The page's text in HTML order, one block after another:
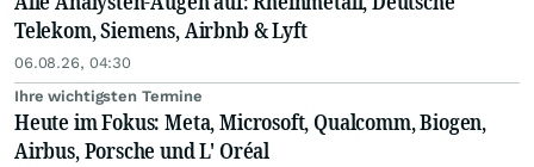
Telekom, Siemens, Airbnb & Lyft
06.08.26, 04:30
Ihre wichtigsten Termine
Heute im Fokus: Meta, Microsoft, Qualcomm, Biogen,
Airbus, Porsche und L' Oréal